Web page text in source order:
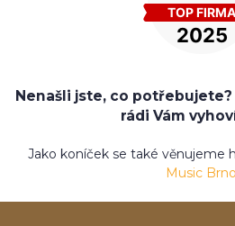
Nenašli jste, co potřebujete?
rádi Vám
Jako koníček se také věnujeme
Music Brno